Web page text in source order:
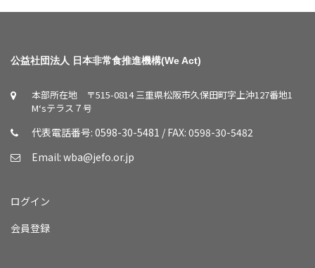
公益社団法人 日本非常食推進機構(We Act)
本部所在地 〒515-0814 三重県松阪市久保田町字上沖127番地1
M‘sテラス７号
代表電話番号: 0598-30-5481 / FAX: 0598-30-5482
Email: wba@jefo.or.jp
ログイン
会員登録